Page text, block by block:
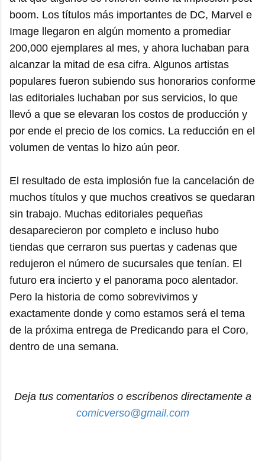
boom. Los títulos más importantes de DC, Marvel e
Image llegaron en algún momento a promediar
200,000 ejemplares al mes, y ahora luchaban para
alcanzar la mitad de esa cifra. Algunos artistas
populares fueron subiendo sus honorarios conforme
las editoriales luchaban por sus servicios, lo que
llevó a que se elevaran los costos de producción y
por ende el precio de los comics. La reducción en el
volumen de ventas lo hizo aún peor.
El resultado de esta implosión fue la cancelación de
muchos títulos y que muchos creativos se quedaran
sin trabajo. Muchas editoriales pequeñas
desaparecieron por completo e incluso hubo
tiendas que cerraron sus puertas y cadenas que
redujeron el número de sucursales que tenían. El
futuro era incierto y el panorama poco alentador.
Pero la historia de como sobrevivimos y
exactamente donde y como estamos será el tema
de la próxima entrega de Predicando para el Coro,
dentro de una semana.
Deja tus comentarios o escríbenos directamente a
comicverso@gmail.com